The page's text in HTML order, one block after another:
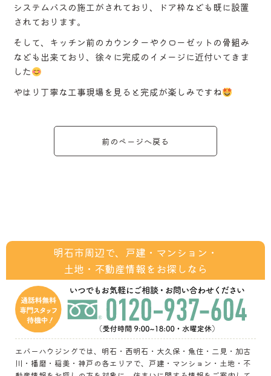
システムバスの施工がされており、ドア枠なども既に設置
されております。
そして、キッチン前のカウンターやクローゼットの骨組み
なども出来ており、徐々に完成のイメージに近付いてきま
した
やはり丁寧な工事現場を見ると完成が楽しみですね
前のページへ戻る
明石市周辺で、戸建・マンション・
土地・不動産情報をお探しなら
エバーハウジングでは、明石・西明石・大久保・魚住・二見・加古
川・播磨・稲美・神戸の各エリアで、戸建・マンション・土地・不